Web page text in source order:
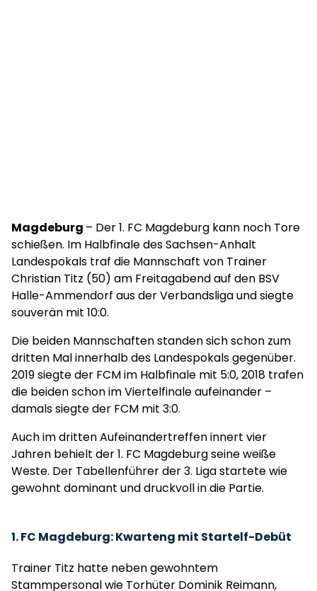
Magdeburg – Der 1. FC Magdeburg kann noch Tore
schießen. Im Halbfinale des Sachsen-Anhalt
Landespokals traf die Mannschaft von Trainer
Christian Titz (50) am Freitagabend auf den BSV
Halle-Ammendorf aus der Verbandsliga und siegte
souverän mit 10:0.
Die beiden Mannschaften standen sich schon zum
dritten Mal innerhalb des Landespokals gegenüber.
2019 siegte der FCM im Halbfinale mit 5:0, 2018 trafen
die beiden schon im Viertelfinale aufeinander –
damals siegte der FCM mit 3:0.
Auch im dritten Aufeinandertreffen innert vier
Jahren behielt der 1. FC Magdeburg seine weiße
Weste. Der Tabellenführer der 3. Liga startete wie
gewohnt dominant und druckvoll in die Partie.
1. FC Magdeburg: Kwarteng mit Startelf-Debüt
Trainer Titz hatte neben gewohntem
Stammpersonal wie Torhüter Dominik Reimann,